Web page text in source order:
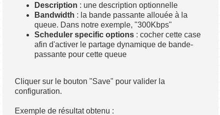
Description : une description optionnelle
Bandwidth : la bande passante allouée à la
queue. Dans notre exemple, "300Kbps"
Scheduler specific options : cocher cette case
afin d'activer le partage dynamique de bande-
passante pour cette queue
Cliquer sur le bouton "Save" pour valider la
configuration.
Exemple de résultat obtenu :